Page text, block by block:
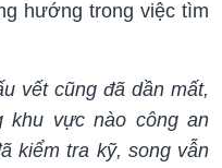
hướng trong việc tìm
vết cũng đã dần mất,
khu vực nào công an
kiểm tra kỹ, song vẫn